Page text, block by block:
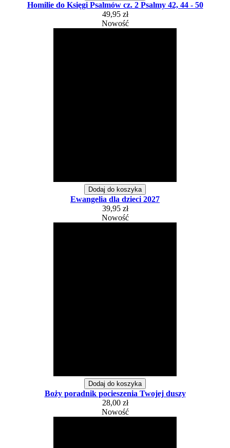
Homilie do Księgi Psalmów cz. 2 Psalmy 42, 44 - 50
49,95 zł
Nowość
Dodaj do koszyka
Ewangelia dla dzieci 2027
39,95 zł
Nowość
Dodaj do koszyka
Boży poradnik pocieszenia Twojej duszy
28,00 zł
Nowość